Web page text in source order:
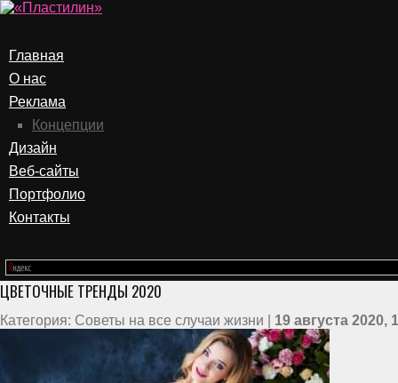
Главная
О нас
Реклама
Концепции
Дизайн
Веб-сайты
Портфолио
Контакты
ЦВЕТОЧНЫЕ ТРЕНДЫ 2020
Категория: Советы на все случаи жизни | 19 августа 2020,